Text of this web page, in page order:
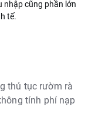
nhập cũng phần lớn
tế.
thủ tục rườm rà
tính phí nạp